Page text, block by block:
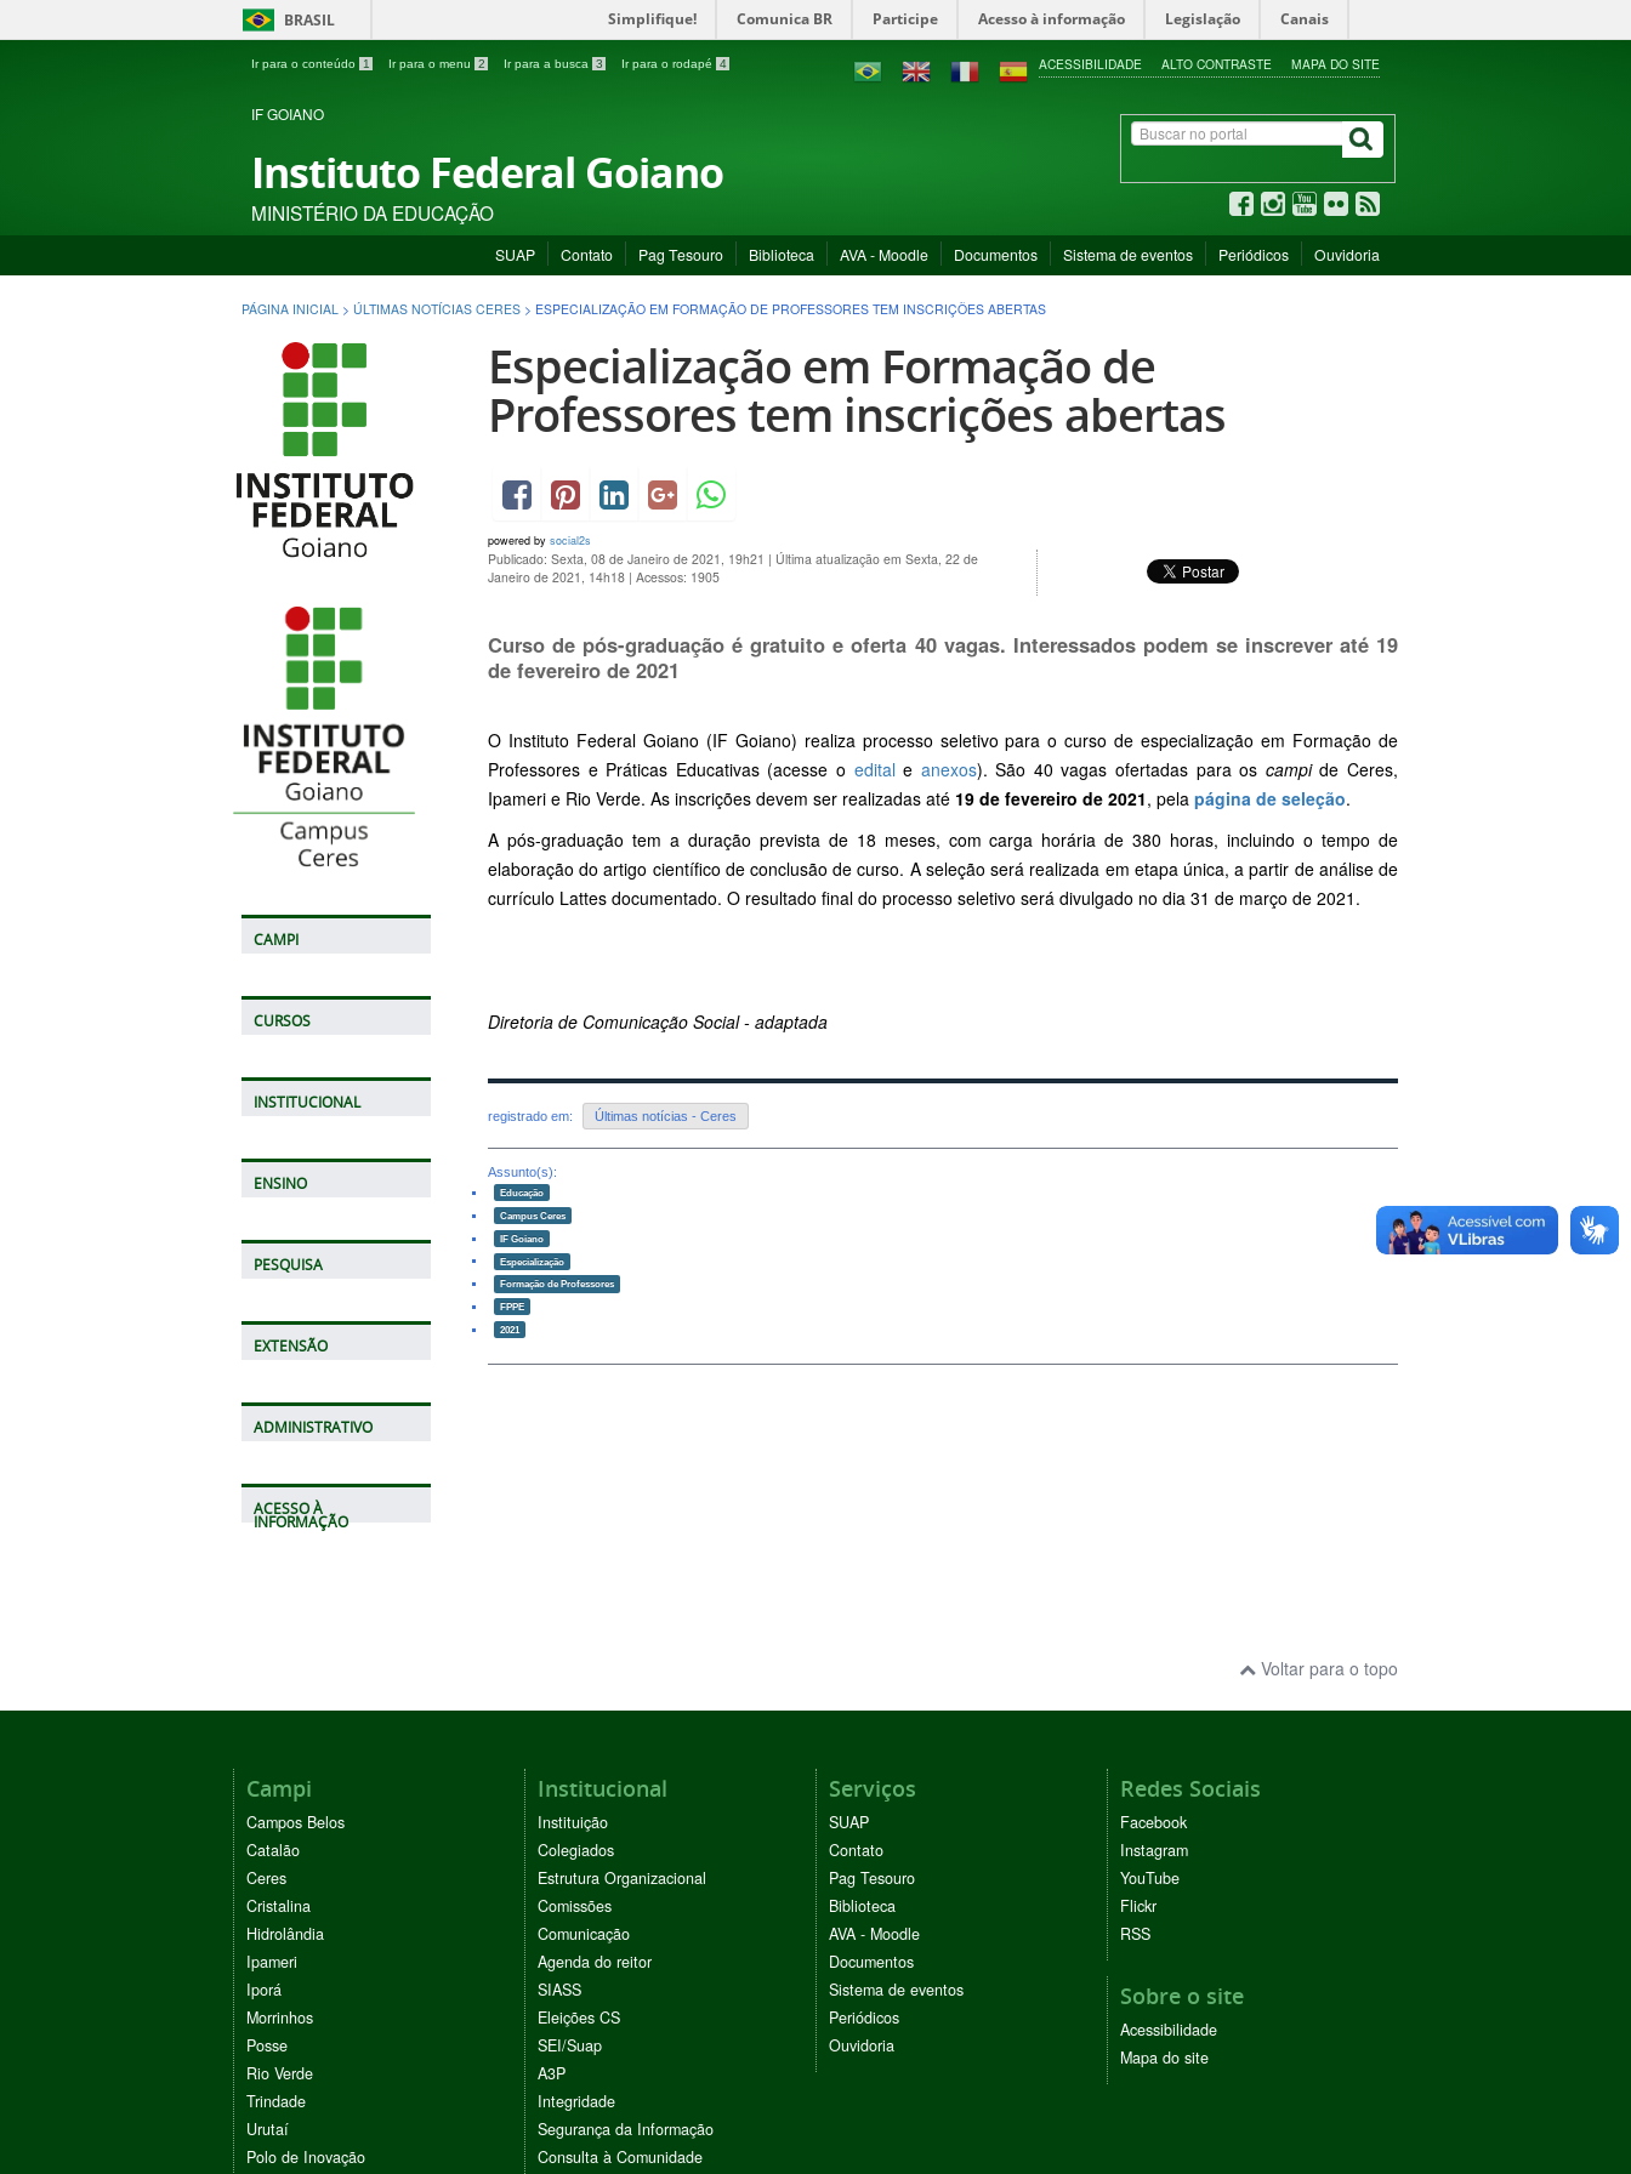
BRASIL Simplifique! Comunica BR Participe Acesso à informação Legislação Canais
Ir para o conteúdo 1 Ir para o menu 2 Ir para a busca 3 Ir para o rodapé 4 ACESSIBILIDADE ALTO CONTRASTE MAPA DO SITE
IF GOIANO
Instituto Federal Goiano
MINISTÉRIO DA EDUCAÇÃO
SUAP Contato Pag Tesouro Biblioteca AVA - Moodle Documentos Sistema de eventos Periódicos Ouvidoria
PÁGINA INICIAL > ÚLTIMAS NOTÍCIAS CERES > ESPECIALIZAÇÃO EM FORMAÇÃO DE PROFESSORES TEM INSCRIÇÕES ABERTAS
CAMPI
CURSOS
INSTITUCIONAL
ENSINO
PESQUISA
EXTENSÃO
ADMINISTRATIVO
ACESSO À
INFORMAÇÃO
Especialização em Formação de
Professores tem inscrições abertas
powered by social2s
Publicado: Sexta, 08 de Janeiro de 2021, 19h21 | Última atualização em Sexta, 22 de
Janeiro de 2021, 14h18 | Acessos: 1905
Curso de pós-graduação é gratuito e oferta 40 vagas. Interessados podem se inscrever até 19
de fevereiro de 2021
O Instituto Federal Goiano (IF Goiano) realiza processo seletivo para o curso de especialização em Formação de
Professores e Práticas Educativas (acesse o edital e anexos). São 40 vagas ofertadas para os campide Ceres,
Ipameri e Rio Verde. As inscrições devem ser realizadas até 19 de fevereiro de 2021, pela página de seleção.
A pós-graduação tem a duração prevista de 18 meses, com carga horária de 380 horas, incluindo o tempo de
elaboração do artigo científico de conclusão de curso. A seleção será realizada em etapa única, a partir de análise de
currículo Lattes documentado. O resultado final do processo seletivo será divulgado no dia 31 de março de 2021.
Diretoria de Comunicação Social - adaptada
registrado em: Últimas notícias - Ceres
Assunto(s):
Educação
Campus Ceres
IF Goiano
Especialização
Formação de Professores
FPPE
2021
Voltar para o topo
Campi
Campos Belos
Catalão
Ceres
Cristalina
Hidrolândia
Ipameri
Iporá
Morrinhos
Posse
Rio Verde
Trindade
Urutaí
Polo de Inovação
Institucional
Instituição
Colegiados
Estrutura Organizacional
Comissões
Comunicação
Agenda do reitor
SIASS
Eleições CS
SEI/Suap
A3P
Integridade
Segurança da Informação
Consulta à Comunidade
Serviços
SUAP
Contato
Pag Tesouro
Biblioteca
AVA - Moodle
Documentos
Sistema de eventos
Periódicos
Ouvidoria
Redes Sociais
Facebook
Instagram
YouTube
Flickr
RSS
Sobre o site
Acessibilidade
Mapa do site